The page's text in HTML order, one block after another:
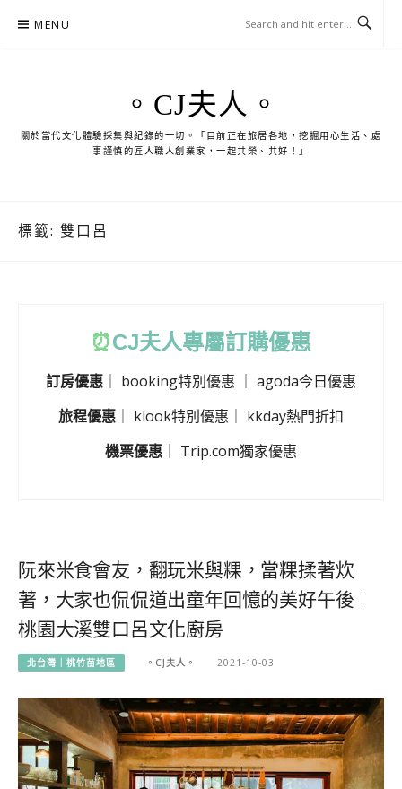
MENU
。CJ夫人。
關於當代文化體驗採集與紀錄的一切。「目前正在旅居各地，挖掘用心生活、處
事謹慎的匠人職人創業家，一起共榮、共好！」
標籤: 雙口呂
⏰CJ夫人專屬訂購優惠
訂房優惠 booking特別優惠
agoda今日優惠
旅程優惠
klook特別優惠
kkday熱門折扣
機票優惠
Trip.com獨家優惠
阮來米食會友，翻玩米與粿，當粿揉著炊
著，大家也侃侃道出童年回憶的美好午後｜
桃園大溪雙口呂文化廚房
北台灣｜桃竹苗地區 。CJ夫人。 2021-10-03